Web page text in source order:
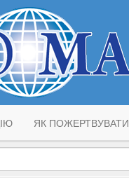
ЯК ПОЖЕРТВУВАТИ